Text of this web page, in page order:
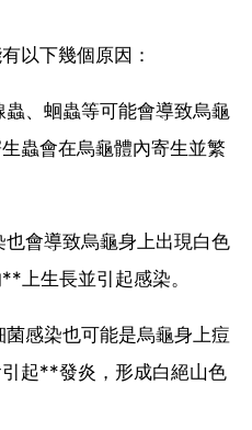
以下幾個原因：
、蛔蟲等可能會導致烏龜
蟲會在烏龜體內寄生並繁
會導致烏龜身上出現白色
上生長並引起感染。
感染也可能是烏龜身上痘
起**發炎，形成白絕山色